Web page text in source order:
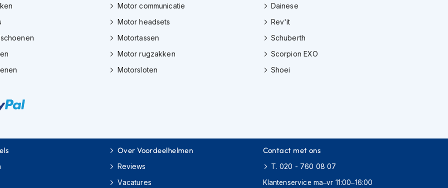
Motor communicatie
Motor headsets
Motortassen
Motor rugzakken
Motorsloten
Dainese
Rev'it
Schuberth
Scorpion EXO
Shoei
Over Voordeelhelmen
Reviews
Vacatures
Contact met ons
T. 020 - 760 08 07
Klantenservice ma–vr 11:00–16:00